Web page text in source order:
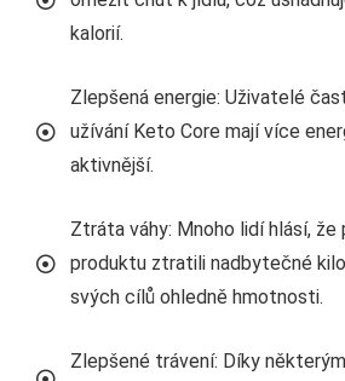
kalorií.
Zlepšená energie: Uživatelé
užívání Keto Core mají více
aktivnější.
Ztráta váhy: Mnoho lidí hlásí,
produktu ztratili nadbytečné
svých cílů ohledně hmotnosti.
Zlepšené trávení: Díky